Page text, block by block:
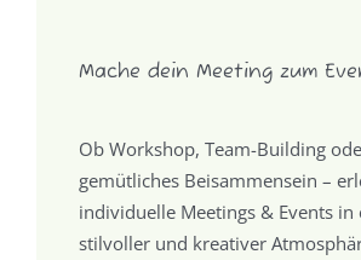
Mache dein Meeting zum
Ob Workshop, Team-Building
gemütliches Beisammensein –
individuelle Meetings & Events in
stilvoller und kreativer